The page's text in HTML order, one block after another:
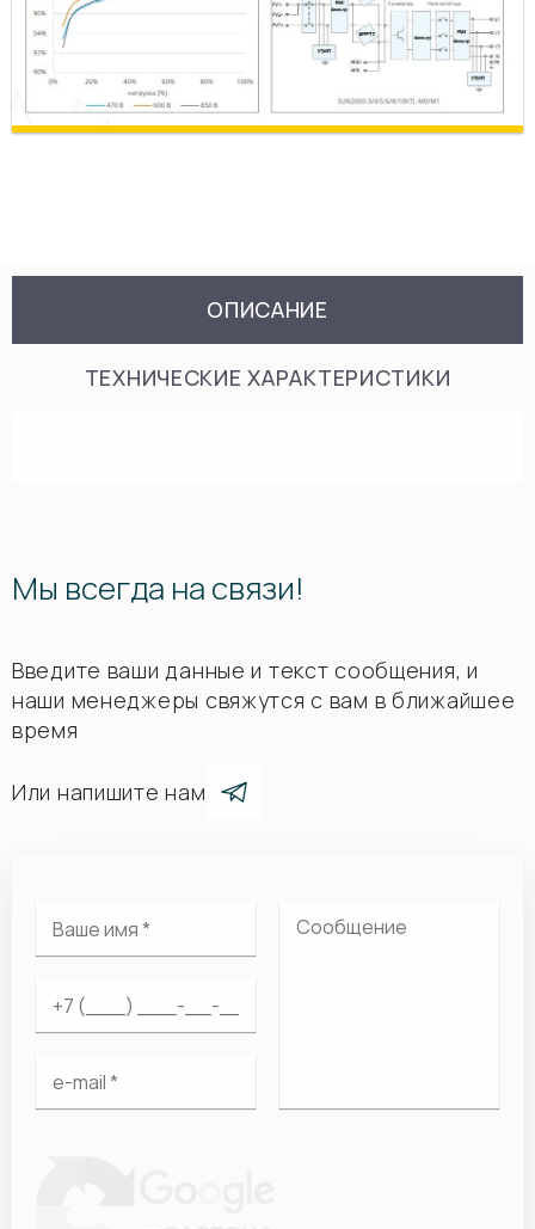
ОПИСАНИЕ
ТЕХНИЧЕСКИЕ ХАРАКТЕРИСТИКИ
Мы всегда на связи!
Введите ваши данные и текст сообщения, и
наши менеджеры свяжутся с вам в ближайшее
время
Или напишите нам